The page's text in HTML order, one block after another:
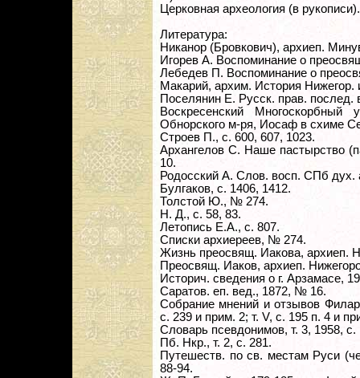
Церковная археология (в рукописи).
Литература:
Никанор (Бровкович), архиеп.
Игорев А. Воспоминание о
Лебедев П. Воспоминание о
Макарий, архим. История
Поселянин Е. Русск. прав. послед.
Воскресенский
Обнорского м-ря, Иосаф в схиме
Строев П., с. 600, 607, 1023.
Архангелов С. Наше пастырство
10.
Родосский А. Слов. восп. СПб дух.
Булгаков, с. 1406, 1412.
Толстой Ю., № 274.
Н. Д., с. 58, 83.
Летопись Е.А., с. 807.
Списки архиереев, № 274.
Жизнь преосвящ. Иакова, архиеп.
Преосвящ. Иаков, архиеп.
Историч. сведения о г. Арзамасе,
Саратов. еп. вед., 1872, № 16.
Собрание мнений и отзывов
с. 239 и прим. 2; т. V, с. 195 п. 4 и
Словарь псевдонимов, т. 3, 1958, с.
Пб. Нкр., т. 2, с. 281.
Путешеств. по св. местам Руси
88-94.